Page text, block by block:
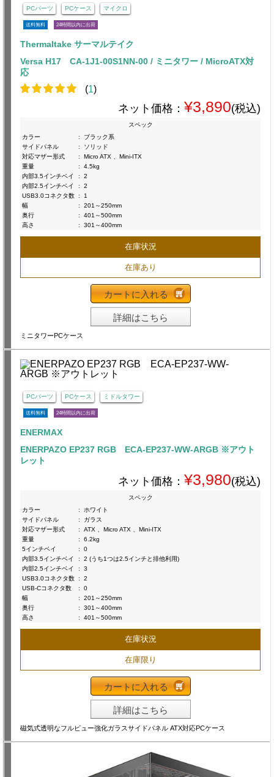
PCパーツ PCケース マイクロ
送料無料 24時間以内に出荷
Thermaltake サーマルテイク
Versa H17 CA-1J1-00S1NN-00 / ミニタワー / MicroATX対
応
(1)
ネット価格： ¥3,890(税込)
スペック
カラー
:
ブラック系
サイドパネル
:
ソリッド
対応マザー形式
:
Micro ATX 、Mini-ITX
重量
:
4.5kg
内部3.5インチベイ
:
2
内部2.5インチベイ
:
2
USB3.0コネクタ数 :
1
幅
:
201～250mm
奥行
:
401～500mm
高さ
: 301～400mm
在庫状況
在庫あり
カートに入れる
詳細はこちら
ミニタワーPCケース
PCパーツ PCケース ミドルタワー
送料無料 24時間以内に出荷
ENERMAX
ENERPAZO EP237 RGB ECA-EP237-WW-ARGB ※アウト
レット
ネット価格： ¥3,980(税込)
スペック
カラー
:
ホワイト
サイドパネル
:
ガラス
対応マザー形式
:
ATX 、Micro ATX 、Mini-ITX
重量
:
6.2kg
5インチベイ
:
0
内部3.5インチベイ
:
2 (うち1つは2.5インチと排他利用)
内部2.5インチベイ
:
3
USB3.0コネクタ数 :
2
USB-Cコネクタ数
:
0
幅
:
201～250mm
奥行
:
301～400mm
高さ
: 401～500mm
在庫状況
在庫限り
カートに入れる
詳細はこちら
磁気式透明なフルビュー強化ガラスサイドパネル ATX対応PCケース